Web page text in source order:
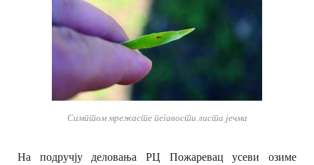
Симптом мрежасте пегавости листа јечма
На подручју деловања РЦ Пожаревац усеви озиме